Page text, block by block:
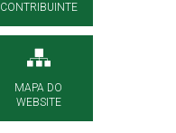
CONTRIBUINTE
MAPA DO
WEBSITE